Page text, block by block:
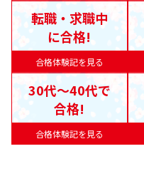
合格体験記を見る
転職・求職中
に合格!
合格体験記を見る
30代〜40代で
合格!